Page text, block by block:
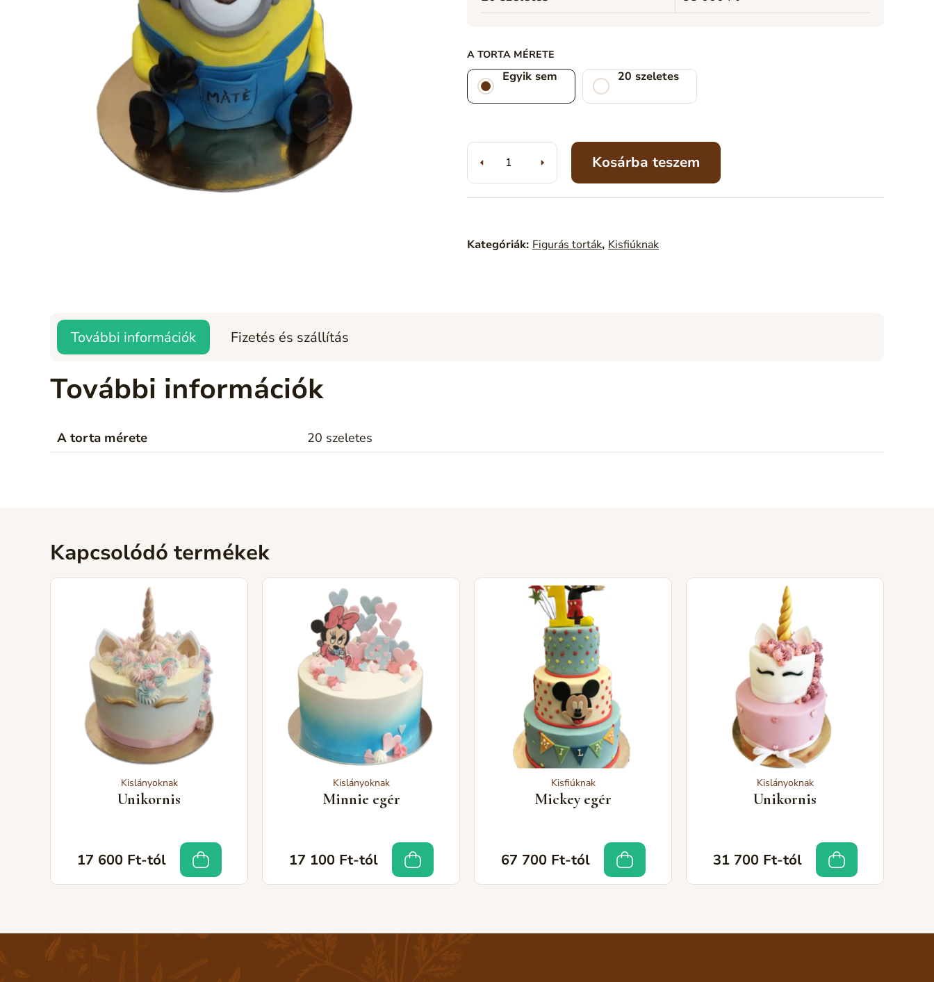
A TORTA MÉRETE
Egyik sem 20 szeletes
Kosárba teszem
Kategóriák: Figurás torták, Kisfiúknak
További információk Fizetés és szállítás
További információk
A torta mérete 20 szeletes
Kapcsolódó termékek
Kislányoknak
Unikornis
17 600 Ft-tól
Kislányoknak
Minnie egér
17 100 Ft-tól
Kisfiúknak
Mickey egér
67 700 Ft-tól
Kislányoknak
Unikornis
31 700 Ft-tól